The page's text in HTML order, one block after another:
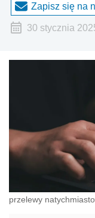
Zapisz się na
30 stycznia
przelewy